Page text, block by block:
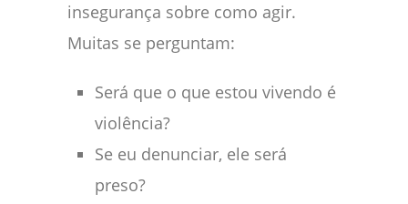
insegurança sobre como agir.
Muitas se perguntam:
Será que o que estou vivendo é
violência?
Se eu denunciar, ele será
preso?